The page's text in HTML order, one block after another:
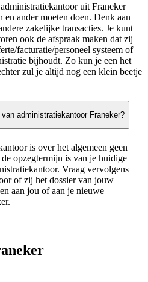
uit Franeker
en ander moeten doen. Denk aan
zakelijke transacties. Je kunt
ook de afspraak maken dat zij
facturatie/personeel systeem of
bijhoudt. Zo kun je een het
zul je altijd nog een klein beetje
administratiekantoor Franeker?
is over het algemeen geen
opzegtermijn is van je huidige
Vraag vervolgens
of zij het dossier van jouw
aan jou of aan je nieuwe